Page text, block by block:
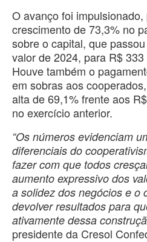
O avanço foi
crescimento de 73,3% no
sobre o capital, que
valor de 2024, para R$
Houve também o
em sobras aos
alta de 69,1% frente aos
no exercício anterior.
“Os números evidenciam
diferenciais do
fazer com que todos
aumento expressivo dos
a solidez dos negócios e o
devolver resultados para
ativamente dessa
presidente da Cresol